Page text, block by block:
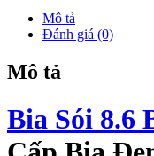
Mô tả
Đánh giá (0)
Mô tả
Bia Sói 8.6